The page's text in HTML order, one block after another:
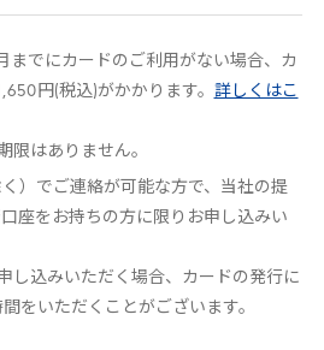
までにカードのご利用がない場合、カ
,650 円(税込)がかかります。 詳しくはこ
限はありません。
）でご連絡が可能な方で、当社の提
座をお持ちの方に限りお申し込みい
し込みいただく場合、カードの発行に
間をいただくことがございます。